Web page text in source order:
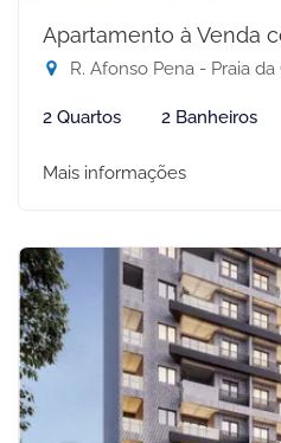
Apartamento à Venda
R. Afonso Pena - Praia da
2 Quartos 2 Banheiros
Mais informações